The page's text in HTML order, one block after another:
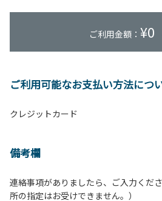
ご利用金額： ¥0
ご利用可能なお支払い方法につ
クレジットカード
備考欄
連絡事項がありましたら、ご入力くだ
所の指定はお受けできません。）